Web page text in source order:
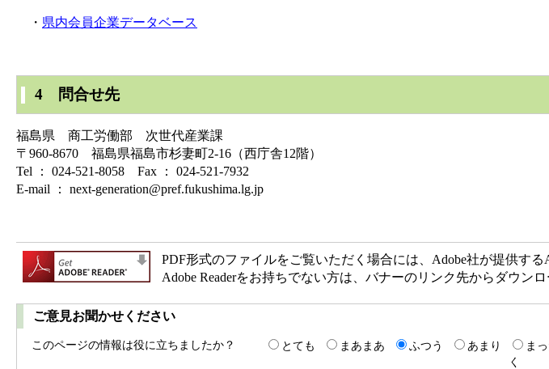
・ 県内会員企業データベース
4 問合せ先
福島県 商工労働部 次世代産業課
〒960-8670 福島県福島市杉妻町2-16（西庁舎12階）
Tel ： 024-521-8058 Fax ： 024-521-7932
E-mail ： next-generation@pref.fukushima.lg.jp
PDF形式のファイルをご覧いただく場合には、Adobe社が提供する
Adobe Readerをお持ちでない方は、バナーのリンク先からダウン
ご意見お聞かせください
このページの情報は役に立ちましたか？ とても まあまあ ふつう あまり
ま
く